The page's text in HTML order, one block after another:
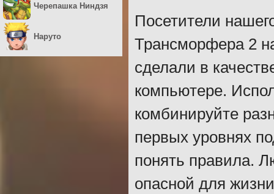
Посетители
Трансморфера 2
сделали в
компьютере.
комбинируйте
первых уровнях
понять правила.
опасной для
Черепашка Ниндзя
Наруто